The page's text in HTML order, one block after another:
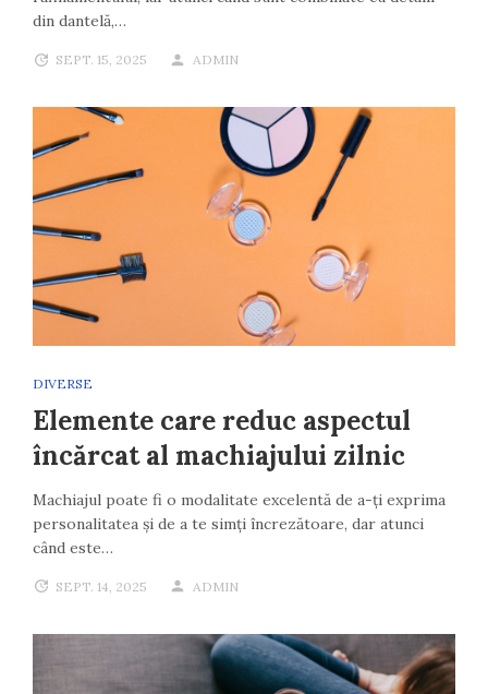
din dantelă,…
SEPT. 15, 2025 ADMIN
DIVERSE
Elemente care reduc aspectul
încărcat al machiajului zilnic
Machiajul poate fi o modalitate excelentă de a-ți exprima
personalitatea și de a te simți încrezătoare, dar atunci
când este…
SEPT. 14, 2025 ADMIN